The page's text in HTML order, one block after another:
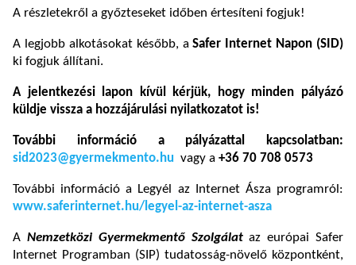
A részletekről a győzteseket időben értesíteni fogjuk!
A legjobb alkotásokat később, aSafer Internet Napon (SID)
ki fogjuk állítani.
A jelentkezési lapon kívül kérjük, hogy minden pályázó
küldje vissza a hozzájárulási nyilatkozatot is!
További információ
a pályázattal kapcsolatban:
sid2023@gyermekmento.hu vagy a +36 70 708 0573
További információ a Legyél az Internet Ásza programról:
www.saferinternet.hu/legyel-az-internet-asza
A Nemzetközi Gyermekmentő Szolgálataz európai Safer
Internet Programban (SIP) tudatosság-növelő központként,